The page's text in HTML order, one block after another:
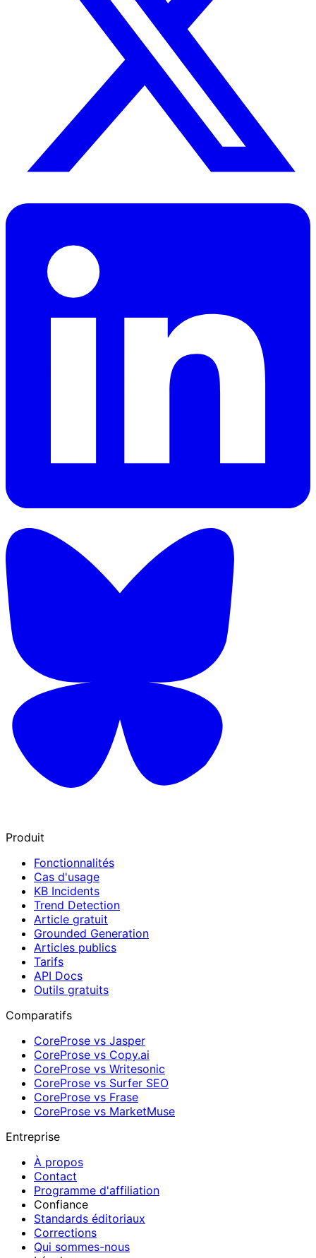
Produit
Fonctionnalités
Cas d'usage
KB Incidents
Trend Detection
Article gratuit
Grounded Generation
Articles publics
Tarifs
API Docs
Outils gratuits
Comparatifs
CoreProse vs Jasper
CoreProse vs Copy.ai
CoreProse vs Writesonic
CoreProse vs Surfer SEO
CoreProse vs Frase
CoreProse vs MarketMuse
Entreprise
À propos
Contact
Programme d'affiliation
Confiance
Standards éditoriaux
Corrections
Qui sommes-nous